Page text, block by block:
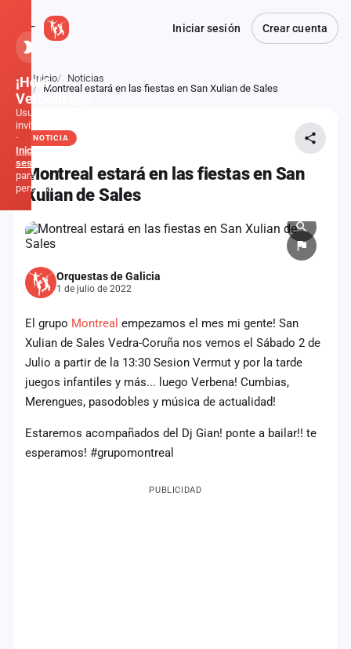
Iniciar sesión Crear cuenta
Atrás
Inicio
Noticias
Montreal estará en las fiestas en San Xulian de Sales
NOTICIA
Montreal estará en las fiestas en San
Xulian de Sales
Orquestas de Galicia
1 de julio de 2022
El grupo Montreal empezamos el mes mi gente! San
Xulian de Sales Vedra-Coruña nos vemos el Sábado 2 de
Julio a partir de la 13:30 Sesion Vermut y por la tarde
juegos infantiles y más... luego Verbena! Cumbias,
Merengues, pasodobles y música de actualidad!
Estaremos acompañados del Dj Gian! ponte a bailar!! te
esperamos! #grupomontreal
PUBLICIDAD
¡Hola,
Verbener@!
Usuario
invitado
·
Inicia
sesión
para
personalizar
Inicio
Noticias
Fiestas
Mapa
de
fiestas
Componentes